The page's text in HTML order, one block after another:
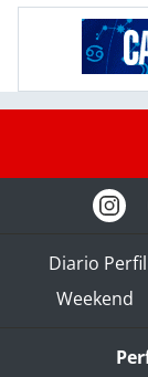
Diario Perfil
Weekend